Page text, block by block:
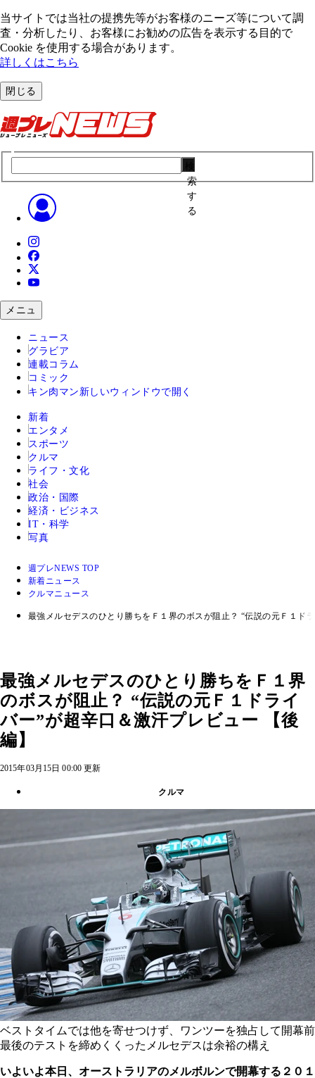
当サイトでは当社の提携先等がお客様のニーズ等について調
査・分析したり、お客様にお勧めの広告を表⽰する⽬的で
Cookie を使⽤する場合があります。
詳しくはこちら
閉じる
索
す
る
メニュ
ニュース
グラビア
連載コラム
コミック
キン肉マン 新しいウィンドウで開く
新着
エンタメ
スポーツ
クルマ
ライフ・文化
社会
政治・国際
経済・ビジネス
IT・科学
写真
週プレNEWS TOP
新着ニュース
クルマニュース
最強メルセデスのひとり勝ちをＦ１界のボスが阻止？ “伝説の元Ｆ１ド
最強メルセデスのひとり勝ちをＦ１界
のボスが阻止？ “伝説の元Ｆ１ドライ
バー”が超辛口＆激汗プレビュー 【後
編】
2015年03月15日 00:00 更新
クルマ
ベストタイムでは他を寄せつけず、ワンツーを独占して開幕前
最後のテストを締めくくったメルセデスは余裕の構え
いよいよ本日、オーストラリアのメルボルンで開幕する２０１